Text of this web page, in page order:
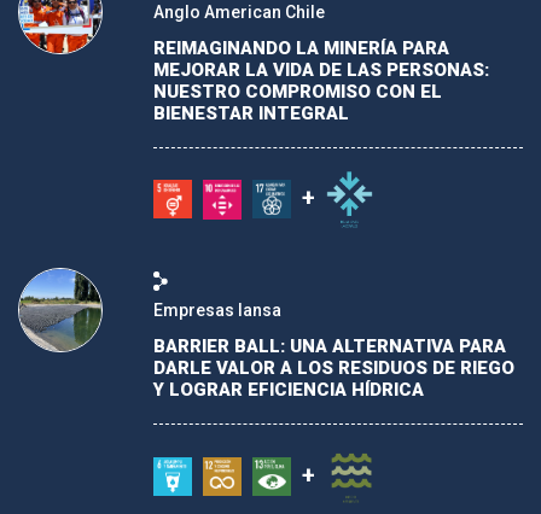
Anglo American Chile
REIMAGINANDO LA MINERÍA PARA
MEJORAR LA VIDA DE LAS PERSONAS:
NUESTRO COMPROMISO CON EL
BIENESTAR INTEGRAL
+
Empresas Iansa
BARRIER BALL: UNA ALTERNATIVA PARA
DARLE VALOR A LOS RESIDUOS DE RIEGO
Y LOGRAR EFICIENCIA HÍDRICA
+